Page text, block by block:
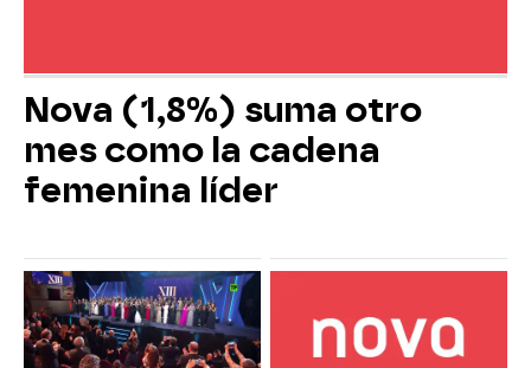
Nova (1,8%) suma otro
mes como la cadena
femenina líder